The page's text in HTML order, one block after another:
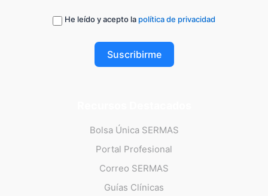
He leído y acepto la política de privacidad
Suscribirme
Bolsa Única SERMAS
Portal Profesional
Correo SERMAS
Guías Clínicas